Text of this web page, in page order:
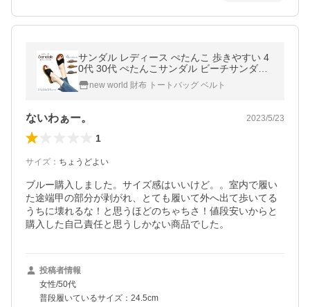
サンダル レディース ぺたんこ 歩きやすい 4
0代 30代 ぺたんこサンダル ビーチサンダル
フラット おしゃれ トレンド 黒 夏
new world 財布 トートバッグ ベルト
ないわぁー。 2023/5/23
1
サイズ ： ちょうどよい
ブルー購入しました。サイズ感はいいけど。。室内で履い
た途端甲の部分が剥がれ、とても履いて外へ出て歩いてる
うちに壊れるな！と思うほどのちゃちさ！値段安いからと
購入した自己責任と思うしかない商品でした。
投稿者情報
女性/50代
普段履いているサイズ：24.5cm